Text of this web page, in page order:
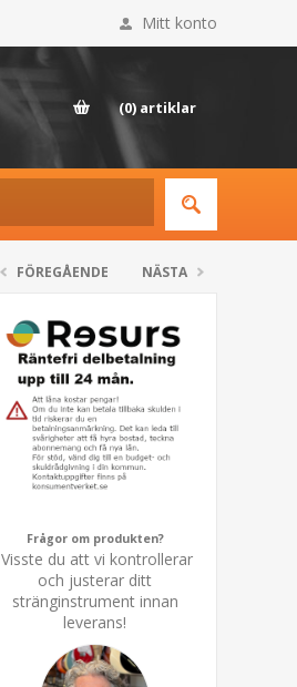
Mitt konto
(0) artiklar
FÖREGÅENDE NÄSTA
Frågor om produkten?
Visste du att vi kontrollerar
och justerar ditt
stränginstrument innan
leverans!